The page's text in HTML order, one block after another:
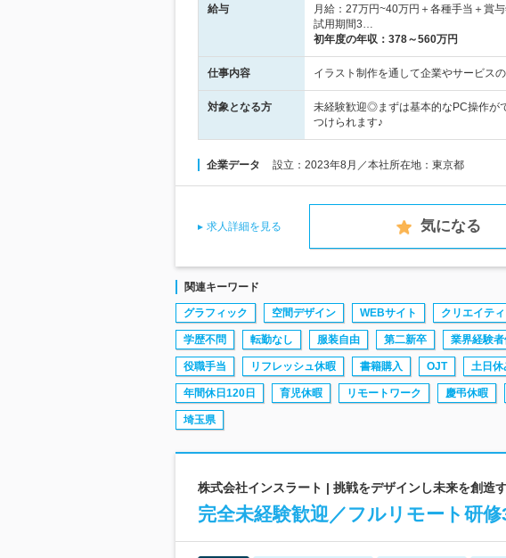
給与
月給：27万円~40万円＋各種手当＋賞
試用期間3…
初年度の年収： 378～560万円
仕事内容 イラスト制作を通して企業やサービス
対象となる方
未経験歓迎◎まずは基本的なPC操作が
つけられます♪
企業データ 設立：2023年8月／本社所在地：東京都
求人詳細を見る 気になる
関連キーワード
グラフィック 空間デザイン WEBサイト クリエイテ
学歴不問 転勤なし 服装自由 第二新卒 業界経験
役職手当 リフレッシュ休暇 書籍購入 OJT 土日休
年間休日120日 育児休暇 リモートワーク 慶弔休暇
埼玉県
株式会社インスラート | 挑戦をデザインし未来を創造
完全未経験歓迎／フルリモート研